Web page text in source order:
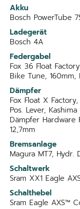
Akku
Bosch PowerTube
Ladegerät
Bosch 4A
Federgabel
Fox 36 Float
Bike Tune, 160mm,
Dämpfer
Fox Float X
Pos. Lever,
Dämpfer Hardware
12,7mm
Bremsanlage
Magura MT7,
Schaltwerk
Sram XX1 Eagle
Schalthebel
Sram Eagle AXS™